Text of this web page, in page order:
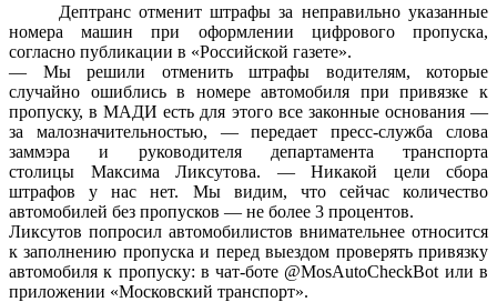
Дептранс отменит штрафы за неправильно указанные
номера машин при оформлении цифрового пропуска,
согласно публикации в «Российской газете».
— Мы решили отменить штрафы водителям, которые
случайно ошиблись в номере автомобиля при привязке к
пропуску, в МАДИ есть для этого все законные основания —
за малозначительностью, — передает пресс-служба слова
заммэра и руководителя департамента транспорта
столицы Максима Ликсутова. — Никакой цели сбора
штрафов у нас нет. Мы видим, что сейчас количество
автомобилей без пропусков — не более 3 процентов.
Ликсутов попросил автомобилистов внимательнее относится
к заполнению пропуска и перед выездом проверять привязку
автомобиля к пропуску: в чат-боте @MosAutoCheckBot или в
приложении «Московский транспорт».